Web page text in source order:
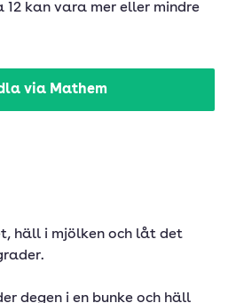
12 kan vara mer eller mindre
via Mathem
häll i mjölken och låt det
degen i en bunke och häll